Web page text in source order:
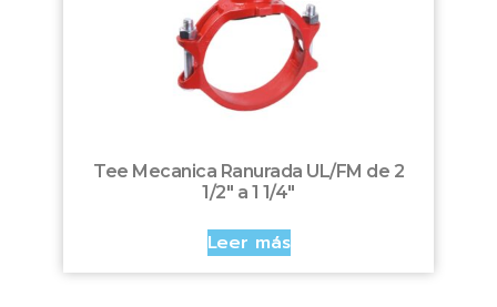
Tee Mecanica Ranurada UL/FM de 2
1/2″ a 1 1/4″
Leer más